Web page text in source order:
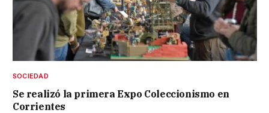
SOCIEDAD
Se realizó la primera Expo Coleccionismo en
Corrientes